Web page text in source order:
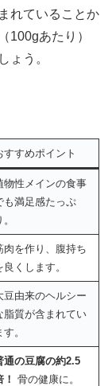
れていることか
100gあたり）
ょう。
すすめポイント
物性メインの食事
も満足感たっぷ
。
肉を作り、腹持ち
良くします。
豆由来のヘルシー
脂質が含まれてい
す。
通の豆腐の約2.5
！ 骨の健康に。